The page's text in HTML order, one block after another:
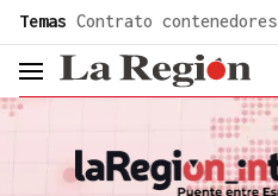
Temas Contrato contenedores
header.menu.open